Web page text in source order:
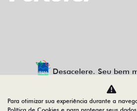
Desacelere. Seu bem
Para otimizar sua experiência durante a